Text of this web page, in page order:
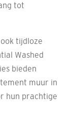
tot
tijdloze
Washed
bieden
muur in
hun prachtige